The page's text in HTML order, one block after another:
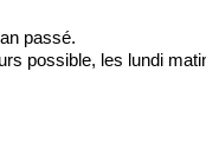
passé.
possible, les lundi